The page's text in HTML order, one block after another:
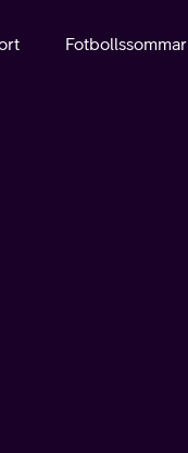
Fotbollssommar